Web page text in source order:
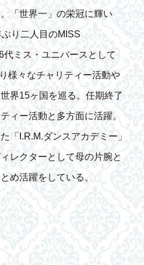
「世界一」の栄冠に輝い
り二人目のMISS
ミス・ユニバースとして
様々なチャリティー活動や
界15ヶ国を巡る。任期終了
ィー活動と多方面に活躍。
「I.R.M.ダンスアカデミー」
レクターとして母の片腕と
め活躍をしている。